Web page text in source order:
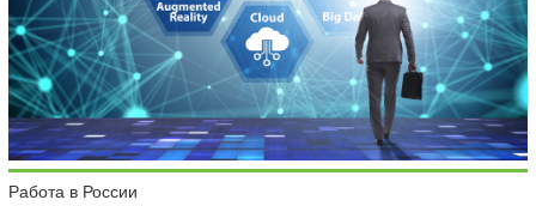
Работа в России